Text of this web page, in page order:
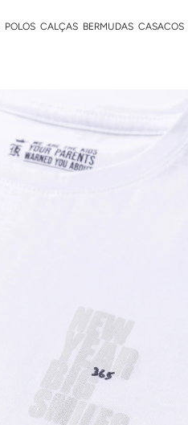
POLOS CALÇAS BERMUDAS CASACOS